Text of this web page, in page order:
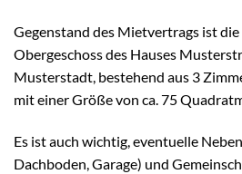
Gegenstand des Mietvertrags ist
Obergeschoss des Hauses
Musterstadt, bestehend aus 3
mit einer Größe von ca. 75
Es ist auch wichtig, eventuelle
Dachboden, Garage) und